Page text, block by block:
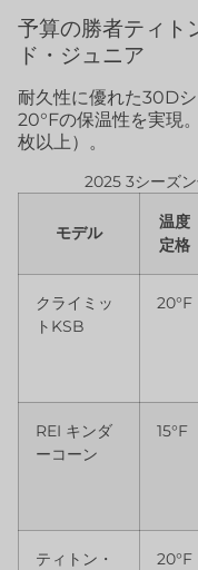
予算の勝者ティト
ド・ジュニア
耐久性に優れた30D
20°Fの保温性を実現
枚以上）。
2025 3シーズ
モデル
温度
定格
クライミッ
トKSB
20°F
REI キンダ
ーコーン
15°F
ティトン・
20°F